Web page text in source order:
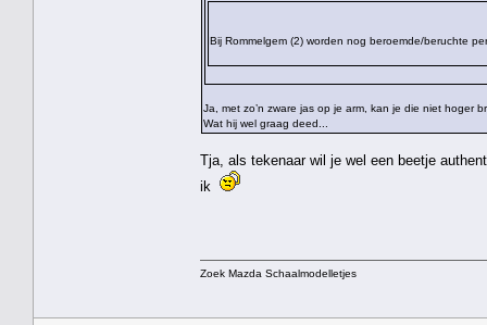
Bij Rommelgem (2) worden nog beroemde/beruchte
Ja, met zo’n zware jas op je arm, kan je die niet hoger
Wat hij wel graag deed...
Tja, als tekenaar wil je wel een beetje
ik
Zoek Mazda Schaalmodelletjes